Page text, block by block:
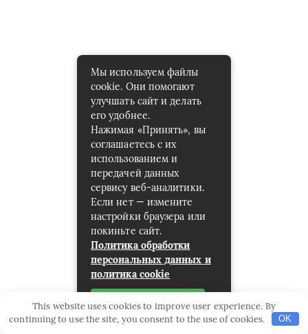
Мы используем файлы
cookie. Они помогают
улучшать сайт и делать
его удобнее.
Нажимая «Принять», вы
соглашаетесь с их
использованием и
передачей данных
сервису веб-аналитики.
Если нет — измените
настройки браузера или
покиньте сайт.
Политика обработки
персональных данных и
политика cookie
This website uses cookies to improve user experience. By
continuing to use the site, you consent to the use of cookies.
OK